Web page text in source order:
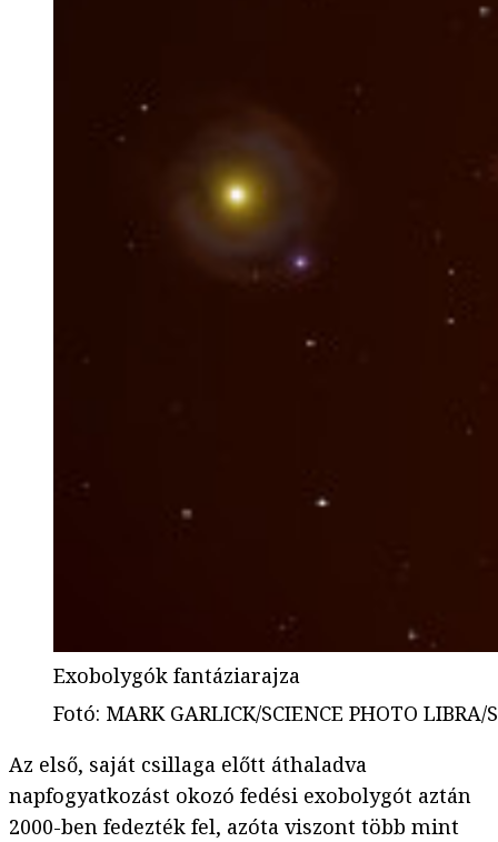
Exobolygók fantáziarajza
Fotó: MARK GARLICK/SCIENCE PHOTO
Az első, saját csillaga előtt áthaladva
napfogyatkozást okozó fedési exobolygót aztán
2000-ben fedezték fel, azóta viszont több mint